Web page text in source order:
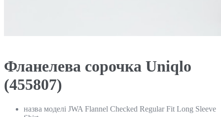
Фланелева сорочка Uniqlo
(455807)
назва моделі JWA Flannel Checked Regular Fit Long Sleeve